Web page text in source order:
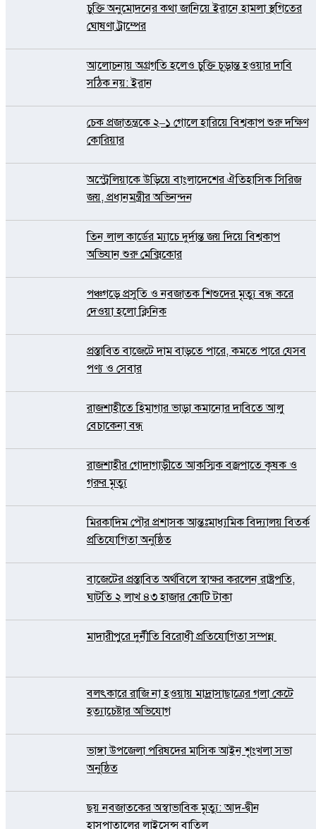
চুক্তি অনুমোদনের কথা জানিয়ে ইরানে হামলা স্থগিতের
ঘোষণা ট্রাম্পের
আলোচনায় অগ্রগতি হলেও চুক্তি চূড়ান্ত হওয়ার দাবি
সঠিক নয়: ইরান
চেক প্রজাতন্ত্রকে ২–১ গোলে হারিয়ে বিশ্বকাপ শুরু দক্ষিণ
কোরিয়ার
অস্ট্রেলিয়াকে উড়িয়ে বাংলাদেশের ঐতিহাসিক সিরিজ
জয়, প্রধানমন্ত্রীর অভিনন্দন
তিন লাল কার্ডের ম্যাচে দুর্দান্ত জয় দিয়ে বিশ্বকাপ
অভিযান শুরু মেক্সিকোর
পঞ্চগড়ে প্রসুতি ও নবজাতক শিশুদের মৃত্যু বন্ধ করে
দেওয়া হলো ক্লিনিক
প্রস্তাবিত বাজেটে দাম বাড়তে পারে, কমতে পারে যেসব
পণ্য ও সেবার
রাজশাহীতে হিমাগার ভাড়া কমানোর দাবিতে আলু
বেচাকেনা বন্ধ
রাজশাহীর গোদাগাড়ীতে আকস্মিক বজ্রপাতে কৃষক ও
গরুর মৃত্যু
মিরকাদিম পৌর প্রশাসক আন্তঃমাধ্যমিক বিদ্যালয় বিতর্ক
প্রতিযোগিতা অনুষ্ঠিত
বাজেটের প্রস্তাবিত অর্থবিলে স্বাক্ষর করলেন রাষ্ট্রপতি,
ঘাটতি ২ লাখ ৪৩ হাজার কোটি টাকা
মাদারীপুরে দুর্নীতি বিরোধী প্রতিযোগিতা সম্পন্ন
বলৎকারে রাজি না হওয়ায় মাদ্রাসাছাত্রের গলা কেটে
হত্যাচেষ্টার অভিযোগ
ভাঙ্গা উপজেলা পরিষদের মাসিক আইন শৃংখলা সভা
অনুষ্ঠিত
ছয় নবজাতকের অস্বাভাবিক মৃত্যু: আদ-দ্বীন
হাসপাতালের লাইসেন্স বাতিল